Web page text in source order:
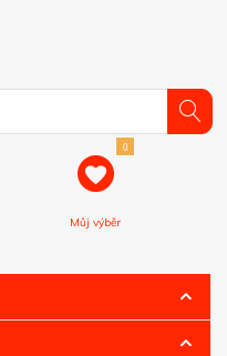
0
Můj výběr